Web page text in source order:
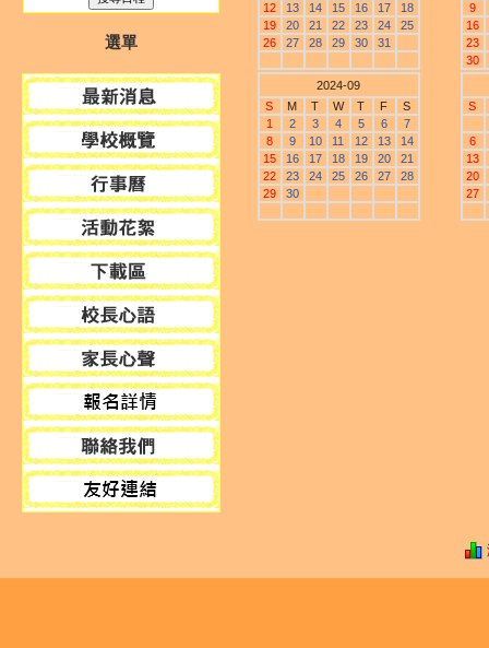
選單
12
13 14 15 16 17
18
19
20 21 22 23 24
25
26
27 28 29 30 31
9
16
23
30
2024-09
S
M T W T F
S
1
2 3 4 5 6
7
8
9 10 11 12 13
14
15
16 17 18 19 20
21
22
23 24 25 26 27
28
29
30
S
6
13
20
27